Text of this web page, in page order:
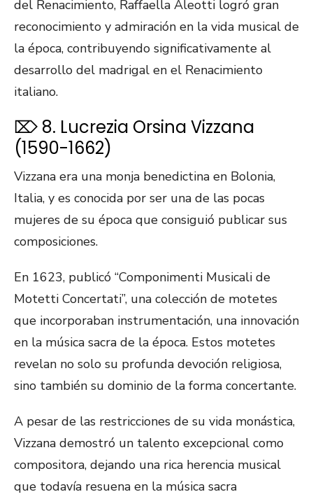
del Renacimiento, Raffaella Aleotti logró gran
reconocimiento y admiración en la vida musical de
la época, contribuyendo significativamente al
desarrollo del madrigal en el Renacimiento
italiano.
⌦ 8. Lucrezia Orsina Vizzana
(1590-1662)
Vizzana era una monja benedictina en Bolonia,
Italia, y es conocida por ser una de las pocas
mujeres de su época que consiguió publicar sus
composiciones.
En 1623, publicó “Componimenti Musicali de
Motetti Concertati”, una colección de motetes
que incorporaban instrumentación, una innovación
en la música sacra de la época. Estos motetes
revelan no solo su profunda devoción religiosa,
sino también su dominio de la forma concertante.
A pesar de las restricciones de su vida monástica,
Vizzana demostró un talento excepcional como
compositora, dejando una rica herencia musical
que todavía resuena en la música sacra